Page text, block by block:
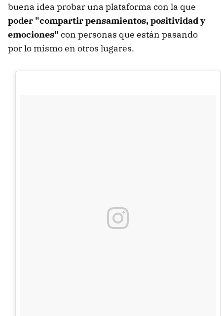
buena idea probar una plataforma con la que
poder "compartir pensamientos, positividad y
emociones" con personas que están pasando
por lo mismo en otros lugares.